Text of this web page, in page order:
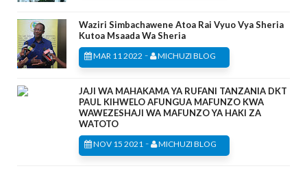
Waziri Simbachawene Atoa Rai Vyuo Vya Sheria
Kutoa Msaada Wa Sheria
MAR 11 2022 - MICHUZI BLOG
JAJI WA MAHAKAMA YA RUFANI TANZANIA DKT
PAUL KIHWELO AFUNGUA MAFUNZO KWA
WAWEZESHAJI WA MAFUNZO YA HAKI ZA
WATOTO
NOV 15 2021 - MICHUZI BLOG